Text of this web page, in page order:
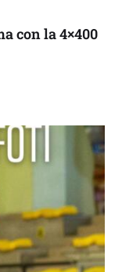
con la 4×400